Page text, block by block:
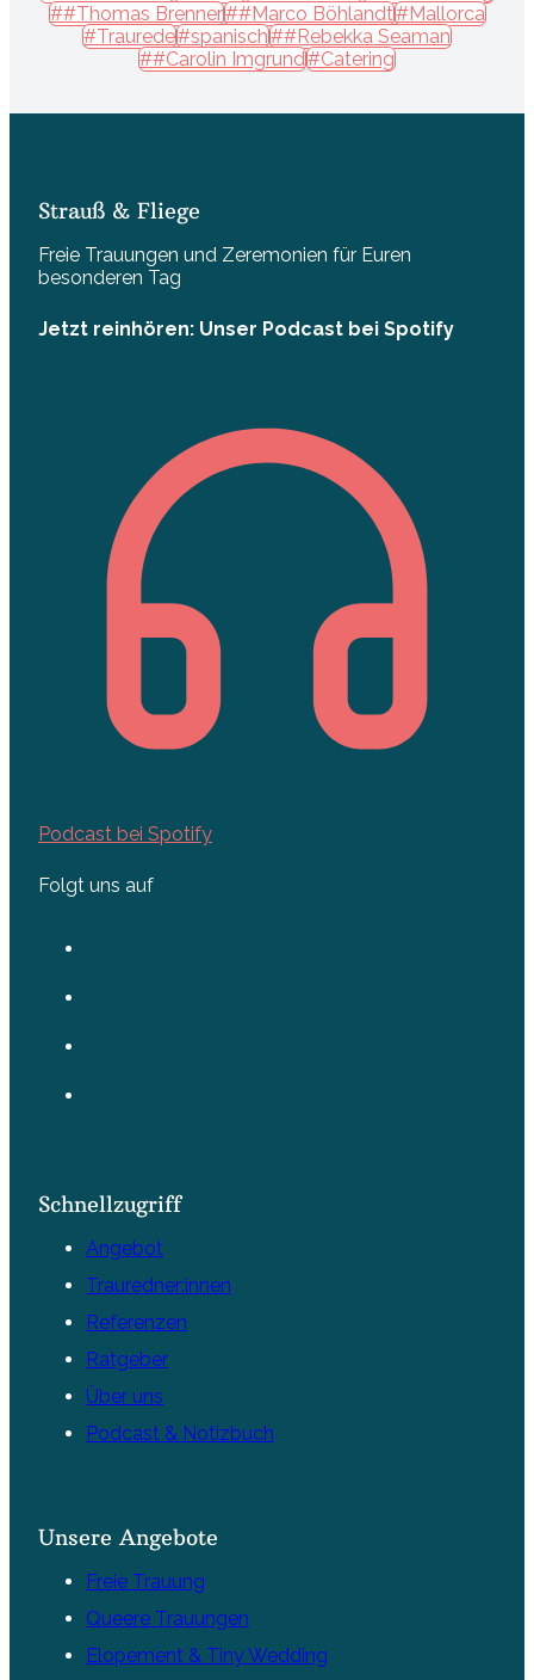
##Thomas Brenner##Marco Böhlandt#Mallorca
#Traurede#spanisch##Rebekka Seaman
##Carolin Imgrund#Catering
Strauß & Fliege
Freie Trauungen und Zeremonien für Euren
besonderen Tag
Jetzt reinhören: Unser Podcast bei Spotify
Podcast bei Spotify
Folgt uns auf
Schnellzugriff
Angebot
Trauredner:innen
Referenzen
Ratgeber
Über uns
Podcast & Notizbuch
Unsere Angebote
Freie Trauung
Queere Trauungen
Elopement & Tiny Wedding